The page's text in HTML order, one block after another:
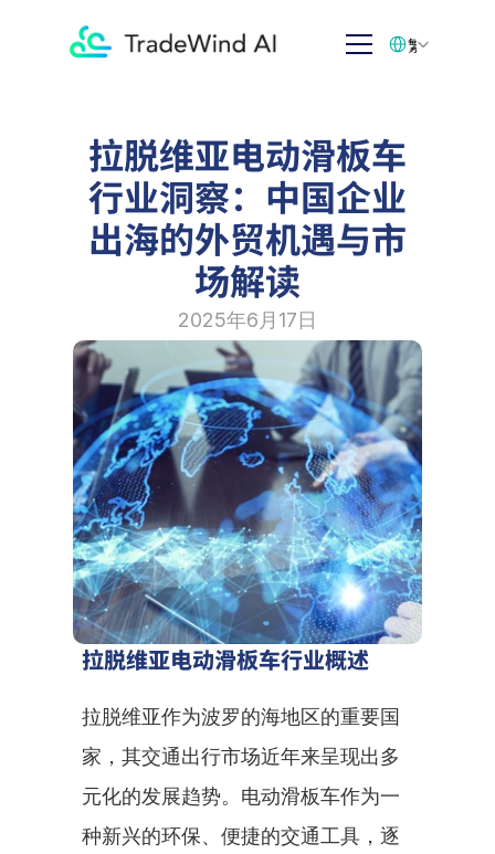
拉脱维亚电动滑板车
行业洞察：中国企业
出海的外贸机遇与市
场解读
2025年6月17日
拉脱维亚电动滑板车行业概述
拉脱维亚作为波罗的海地区的重要国
家，其交通出行市场近年来呈现出多
元化的发展趋势。电动滑板车作为一
种新兴的环保、便捷的交通工具，逐
繁体中文